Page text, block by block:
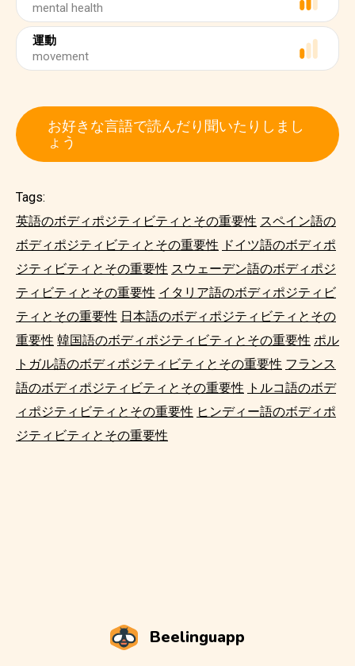
mental health
運動
movement
お好きな言語で読んだり聞いたりしまし
ょう
Tags:
英語のボディポジティビティとその重要性 スペイン語の
ボディポジティビティとその重要性 ドイツ語のボディポ
ジティビティとその重要性 スウェーデン語のボディポジ
ティビティとその重要性 イタリア語のボディポジティビ
ティとその重要性 日本語のボディポジティビティとその
重要性 韓国語のボディポジティビティとその重要性 ポル
トガル語のボディポジティビティとその重要性 フランス
語のボディポジティビティとその重要性 トルコ語のボデ
ィポジティビティとその重要性 ヒンディー語のボディポ
ジティビティとその重要性
Beelinguapp